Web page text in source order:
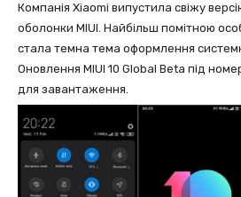
Компанія Xiaomi випустила свіжу
оболонки MIUI. Найбільш помітною
стала темна тема оформлення
Оновлення MIUI 10 Global Beta під
для завантаження.